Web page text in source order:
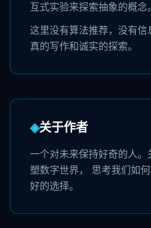
互式实验来探索抽象的概念。
这里没有算法推荐，没有
真的写作和诚实的探索。
◈关于作者
一个对未来保持好奇的人
塑数字世界， 思考我们如
好的选择。